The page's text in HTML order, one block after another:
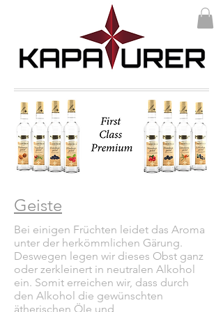
Geiste
Bei einigen Früchten leidet das Aroma
unter der herkömmlichen Gärung.
Deswegen legen wir dieses Obst ganz
oder zerkleinert in neutralen Alkohol
ein. Somit erreichen wir, dass durch
den Alkohol die gewünschten
ätherischen Öle und